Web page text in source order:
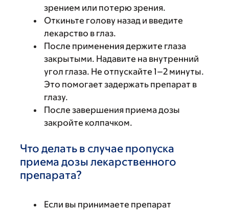
зрением или потерю зрения.
Откиньте голову назад и введите
лекарство в глаз.
После применения держите глаза
закрытыми. Надавите на внутренний
угол глаза. Не отпускайте 1–2 минуты.
Это помогает задержать препарат в
глазу.
После завершения приема дозы
закройте колпачком.
Что делать в случае пропуска
приема дозы лекарственного
препарата?
Если вы принимаете препарат